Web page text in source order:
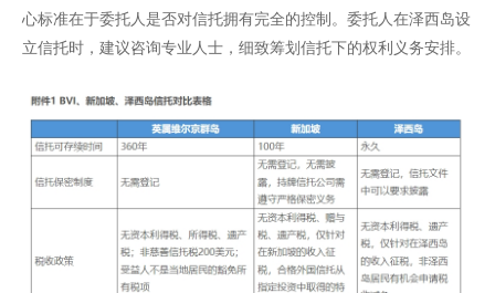
心标准在于委托人是否对信托拥有完全的控制。委托人在泽西岛设
立信托时，建议咨询专业人士，细致筹划信托下的权利义务安排。